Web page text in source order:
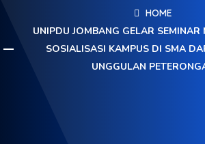
HOME
UNIPDU JOMBANG GELAR
SOSIALISASI KAMPUS DI SMA
UNGGULAN